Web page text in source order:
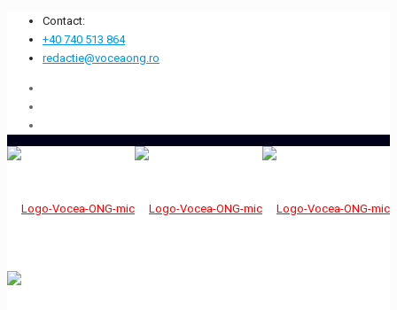
Contact:
+40 740 513 864
redactie@voceaong.ro